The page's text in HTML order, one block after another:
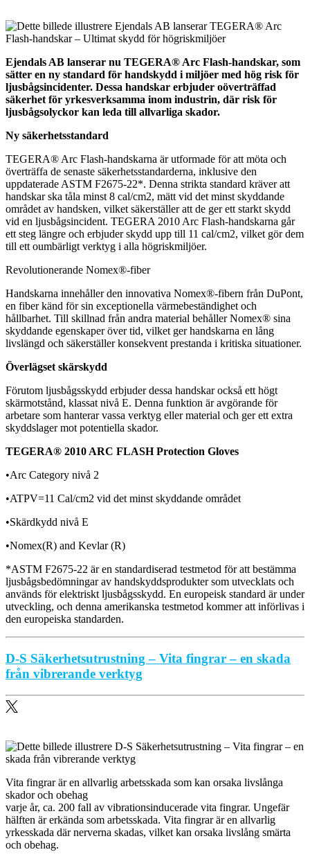
Ejendals AB lanserar nu TEGERA® Arc Flash-handskar, som
sätter en ny standard för handskydd i miljöer med hög risk för
ljusbågsincidenter. Dessa handskar erbjuder oöverträffad
säkerhet för yrkesverksamma inom industrin, där risk för
ljusbågsolyckor kan leda till allvarliga skador.
Ny säkerhetsstandard
TEGERA® Arc Flash-handskarna är utformade för att möta och
överträffa de senaste säkerhetsstandarderna, inklusive den
uppdaterade ASTM F2675-22*. Denna strikta standard kräver att
handskar ska tåla minst 8 cal/cm2, mätt vid det minst skyddande
området av handsken, vilket säkerställer att de ger ett starkt skydd
vid en ljusbågsincident. TEGERA 2010 Arc Flash-handskarna går
ett steg längre och erbjuder skydd upp till 11 cal/cm2, vilket gör dem
till ett oumbärligt verktyg i alla högriskmiljöer.
Revolutionerande Nomex®-fiber
Handskarna innehåller den innovativa Nomex®-fibern från DuPont,
en fiber känd för sin exceptionella värmebeständighet och
hållbarhet. Till skillnad från andra material behåller Nomex® sina
skyddande egenskaper över tid, vilket ger handskarna en lång
livslängd och säkerställer konsekvent prestanda i kritiska situationer.
Överlägset skärskydd
Förutom ljusbågsskydd erbjuder dessa handskar också ett högt
skärmotstånd, klassat nivå E. Denna funktion är avgörande för
arbetare som hanterar vassa verktyg eller material och ger ett extra
skyddslager mot potentiella skador.
TEGERA® 2010 ARC FLASH Protection Gloves
•Arc Category nivå 2
•ATPV=11 Cal/cm2 vid det minst skyddande området
•Skärdkydd nivå E
•Nomex(R) and Kevlar (R)
*ASTM F2675-22 är en standardiserad testmetod för att bestämma
ljusbågsbedömningar av handskyddsprodukter som utvecklats och
används för elektriskt ljusbågsskydd. En europeisk standard är under
utveckling, och denna amerikanska testmetod kommer att införlivas i
den europeiska standarden.
D-S Säkerhetsutrustning – Vita fingrar – en skada
från vibrerande verktyg
Vita fingrar är en allvarlig arbetsskada som kan orsaka livslånga
skador och obehag
varje år, ca. 200 fall av vibrationsinducerade vita fingrar. Ungefär
hälften är erkända som arbetsskada. Vita fingrar är en allvarlig
yrkesskada där nerverna skadas, vilket kan orsaka livslång smärta
och obehag.